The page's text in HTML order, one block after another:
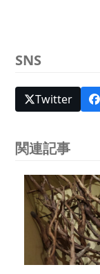
SNS
Twitter
関連記事